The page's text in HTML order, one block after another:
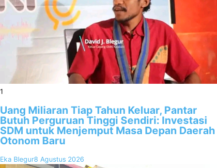
1
Uang Miliaran Tiap Tahun Keluar, Pantar
Butuh Perguruan Tinggi Sendiri: Investasi
SDM untuk Menjemput Masa Depan Daerah
Otonom Baru
Eka Blegur8 Agustus 2026